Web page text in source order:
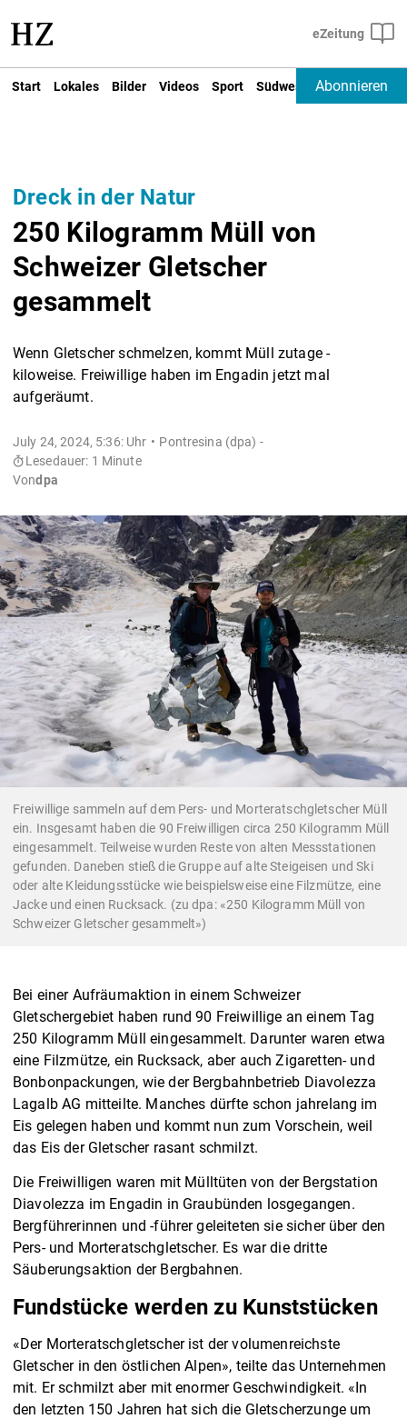
Start Lokales Bilder Videos Sport Südwest Deutschland
Abonnieren
Dreck in der Natur
250 Kilogramm Müll von
Schweizer Gletscher
gesammelt
Wenn Gletscher schmelzen, kommt Müll zutage -
kiloweise. Freiwillige haben im Engadin jetzt mal
aufgeräumt.
July 24, 2024, 5:36: Uhr
Pontresina (dpa) -
Lesedauer: 1 Minute
Vondpa
Freiwillige sammeln auf dem Pers- und Morteratschgletscher Müll
ein. Insgesamt haben die 90 Freiwilligen circa 250 Kilogramm Müll
eingesammelt. Teilweise wurden Reste von alten Messstationen
gefunden. Daneben stieß die Gruppe auf alte Steigeisen und Ski
oder alte Kleidungsstücke wie beispielsweise eine Filzmütze, eine
Jacke und einen Rucksack. (zu dpa: «250 Kilogramm Müll von
Schweizer Gletscher gesammelt»)
Bei einer Aufräumaktion in einem Schweizer
Gletschergebiet haben rund 90 Freiwillige an einem Tag
250 Kilogramm Müll eingesammelt. Darunter waren etwa
eine Filzmütze, ein Rucksack, aber auch Zigaretten- und
Bonbonpackungen, wie der Bergbahnbetrieb Diavolezza
Lagalb AG mitteilte. Manches dürfte schon jahrelang im
Eis gelegen haben und kommt nun zum Vorschein, weil
das Eis der Gletscher rasant schmilzt.
Die Freiwilligen waren mit Mülltüten von der Bergstation
Diavolezza im Engadin in Graubünden losgegangen.
Bergführerinnen und -führer geleiteten sie sicher über den
Pers- und Morteratschgletscher. Es war die dritte
Säuberungsaktion der Bergbahnen.
Fundstücke werden zu Kunststücken
«Der Morteratschgletscher ist der volumenreichste
Gletscher in den östlichen Alpen», teilte das Unternehmen
mit. Er schmilzt aber mit enormer Geschwindigkeit. «In
den letzten 150 Jahren hat sich die Gletscherzunge um